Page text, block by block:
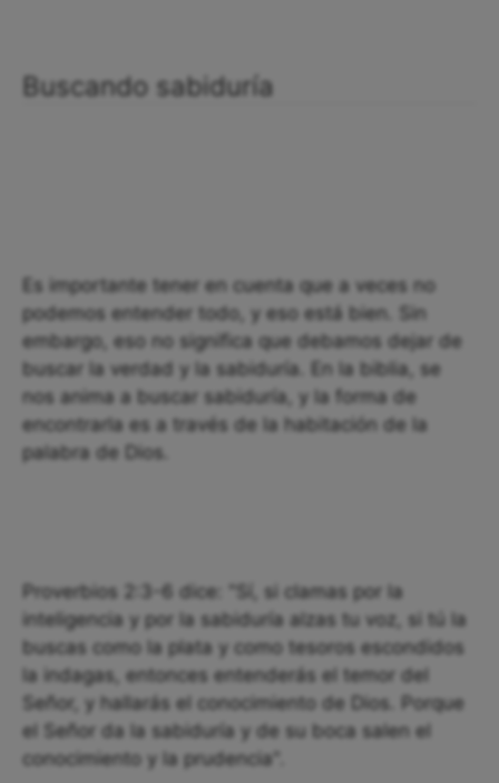
Buscando sabiduría
Es importante tener en cuenta que a veces no
podemos entender todo, y eso está bien. Sin
embargo, eso no significa que debamos dejar de
buscar la verdad y la sabiduría. En la biblia, se
nos anima a buscar sabiduría, y la forma de
encontrarla es a través de la habitación de la
palabra de Dios.
Proverbios 2:3-6 dice: "Sí, si clamas por la
inteligencia y por la sabiduría alzas tu voz, si tú la
buscas como la plata y como tesoros escondidos
la indagas, entonces entenderás el temor del
Señor, y hallarás el conocimiento de Dios. Porque
el Señor da la sabiduría y de su boca salen el
conocimiento y la prudencia".